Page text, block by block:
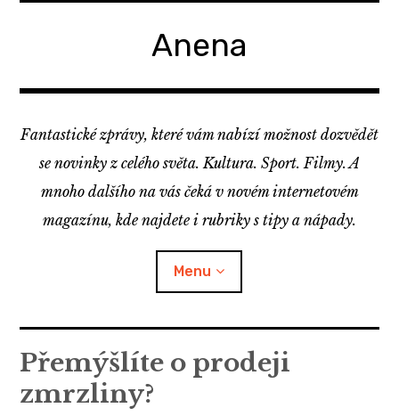
Anena
Fantastické zprávy, které vám nabízí možnost dozvědět
se novinky z celého světa. Kultura. Sport. Filmy. A
mnoho dalšího na vás čeká v novém internetovém
magazínu, kde najdete i rubriky s tipy a nápady.
Menu
Přemýšlíte o prodeji
zmrzliny?